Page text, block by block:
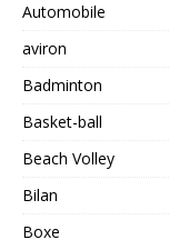
Automobile
aviron
Badminton
Basket-ball
Beach Volley
Bilan
Boxe